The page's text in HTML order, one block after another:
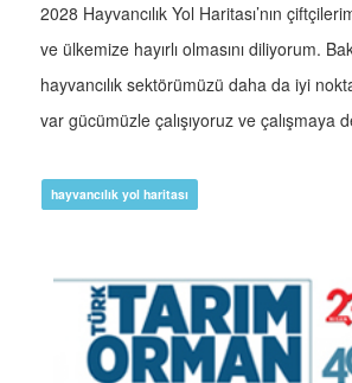
2028 Hayvancılık Yol Haritası’nın
ve ülkemize hayırlı olmasını diliyorum.
hayvancılık sektörümüzü daha da iyi
var gücümüzle çalışıyoruz ve çalışmaya
hayvancılık yol haritası